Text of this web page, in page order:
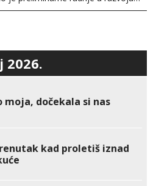
2026.
moja, dočekala si nas
kad proletiš iznad